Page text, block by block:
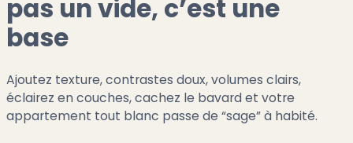
pas un vide, c’est une
base
Ajoutez texture, contrastes doux, volumes clairs,
éclairez en couches, cachez le bavard et votre
appartement tout blanc passe de “sage” à habité.